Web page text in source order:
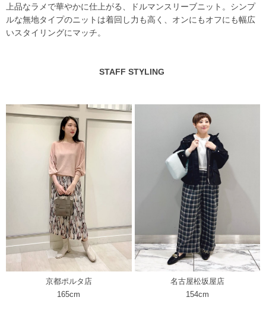
上品なラメで華やかに仕上がる、ドルマンスリーブニット。シンプ
ルな無地タイプのニットは着回し力も高く、オンにもオフにも幅広
いスタイリングにマッチ。
STAFF STYLING
京都ポルタ店
165cm
名古屋松坂屋店
154cm